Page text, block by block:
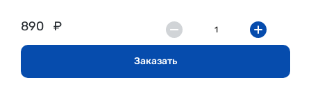
890 ₽
Заказать